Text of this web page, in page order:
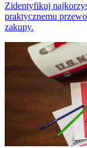
Zidentyfikuj
praktycznemu
zakupy.